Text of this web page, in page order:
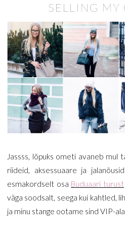
SELLING MY
Jassss, lõpuks ometi avaneb mul
riideid, aksessuaare ja
esmakordselt osa Buduaari turust
väga soodsalt, seega kui kahtled,
ja minu stange ootame sind VIP-